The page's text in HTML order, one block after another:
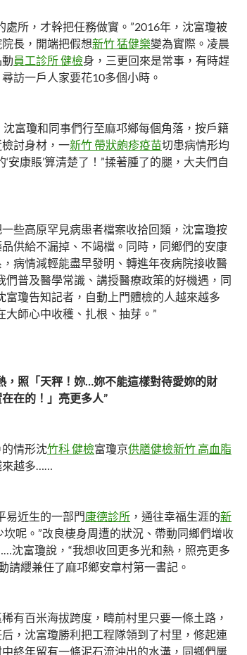
處所，才幹把任務做實。”2016年，沈富瓊被
長，開端把假想新竹 猛健樂變為實際。凌晨
員工診所 健檢身，三更回來是常事，有時趕
訪一戶人家要花10多個小時。
富瓊和同事們行至麻邛鄉每個角落，按戶籍
討身材，一新竹 帶狀皰疹疫苗切患病情形均
安康賬’算清楚了！”揉著腫了的腿，大夫們自
些高原罕見病患者檔案收拾回類，沈富瓊按
供給不漏掉、不竭檔。同時，同鄉們的安康
病情減輕能盡早發明、轉進年夜病院接收醫
們普及醫學常識、講授醫療政策的好機遇，同
富瓊告知記者，自動上門體檢的人越來越多
大師心中收穫、扎根、抽芽。”
，照「天秤！妳…妳不能這樣對待愛妳的財
在的！」亮更多人”
情形沈竹科 健檢富瓊京供膳健檢新竹 高血脂
來越多……
易近生的一部門康德診所 ，通往幸福生涯的新
坎呢。”改良棲身周遭的狀況、帶動同鄉們增收
沈富瓊說，“我想收回更多光和熱，照亮更多
請纓兼任了麻邛鄉安章村第一書記。
有百米海拔跨度，疇前村里只要一條土路，
，沈富瓊勝利把工程隊領到了村里，修起連
終年留有一條泥石流沖出的水溝，同鄉們屢